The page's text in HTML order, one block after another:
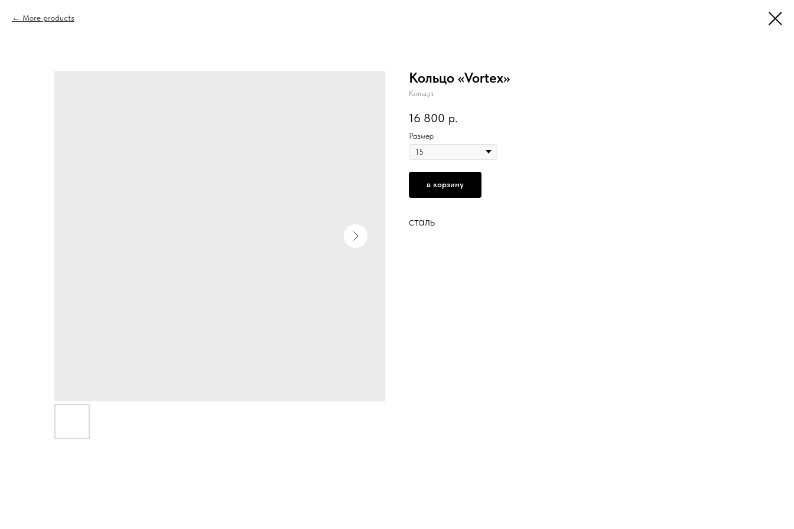
More products
Кольцо «Vortex»
Кольца
16 800 р.
Размер
в корзину
сталь